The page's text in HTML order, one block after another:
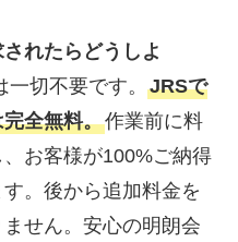
れたらどうしよ
切不要です。 JRSで
全無料。作業前に料
お客様が100%ご納得
。後から追加料金を
せん。安心の明朗会